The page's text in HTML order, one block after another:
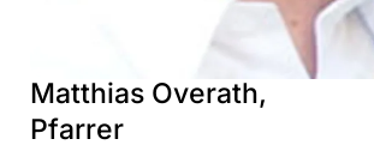
Matthias Overath,
Pfarrer